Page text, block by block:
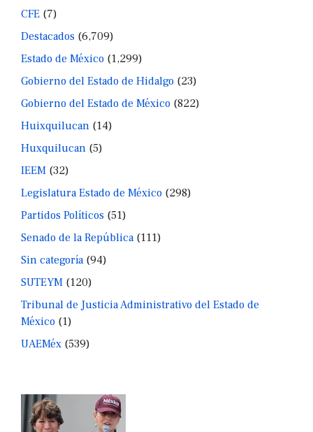
CFE (7)
Destacados (6,709)
Estado de México (1,299)
Gobierno del Estado de Hidalgo (23)
Gobierno del Estado de México (822)
Huixquilucan (14)
Huxquilucan (5)
IEEM (32)
Legislatura Estado de México (298)
Partidos Políticos (51)
Senado de la República(111)
Sin categoría(94)
SUTEYM (120)
Tribunal de Justicia Administrativo del Estado de
México (1)
UAEMéx (539)